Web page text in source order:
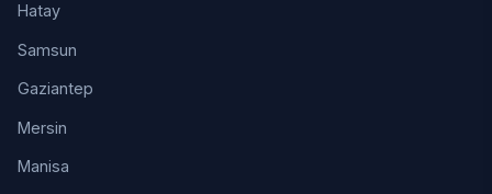
Hatay
Samsun
Gaziantep
Mersin
Manisa